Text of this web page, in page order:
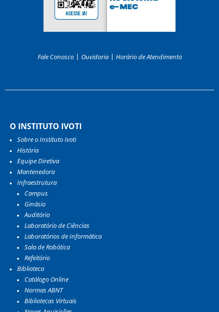
Fale Conosco Ouvidoria Horário de Atendimento
O INSTITUTO IVOTI
Sobre o Instituto Ivoti
História
Equipe Diretiva
Mantenedora
Infraestrutura
Campus
Ginásio
Auditório
Laboratório de Ciências
Laboratórios de Informática
Sala de Robótica
Refeitório
Biblioteca
Catálogo Online
Normas ABNT
Bibliotecas Virtuais